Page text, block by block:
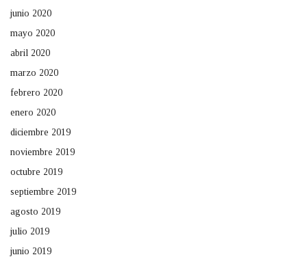
junio 2020
mayo 2020
abril 2020
marzo 2020
febrero 2020
enero 2020
diciembre 2019
noviembre 2019
octubre 2019
septiembre 2019
agosto 2019
julio 2019
junio 2019